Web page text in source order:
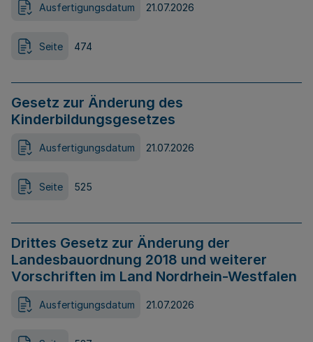
Ausfertigungsdatum 21.07.2026
Seite 474
Gesetz zur Änderung des
Kinderbildungsgesetzes
Ausfertigungsdatum 21.07.2026
Seite 525
Drittes Gesetz zur Änderung der
Landesbauordnung 2018 und weiterer
Vorschriften im Land Nordrhein-Westfalen
Ausfertigungsdatum 21.07.2026